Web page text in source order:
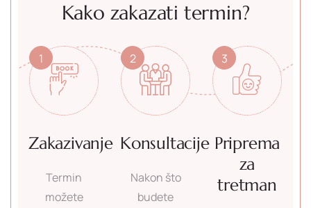
Kako zakazati termin?
1
Zakazivanje
Termin
možete
2
Konsultacije
Nakon što
budete
3
Priprema
za
tretman